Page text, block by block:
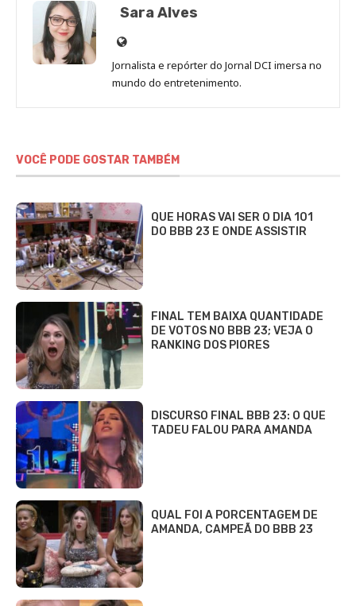
Sara Alves
Site
de
Sara
Jornalista e repórter do Jornal DCI imersa no
mundo do entretenimento.
VOCÊ PODE GOSTAR TAMBÉM
QUE HORAS VAI SER O DIA 101
DO BBB 23 E ONDE ASSISTIR
FINAL TEM BAIXA QUANTIDADE
DE VOTOS NO BBB 23; VEJA O
RANKING DOS PIORES
DISCURSO FINAL BBB 23: O QUE
TADEU FALOU PARA AMANDA
QUAL FOI A PORCENTAGEM DE
AMANDA, CAMPEÃ DO BBB 23